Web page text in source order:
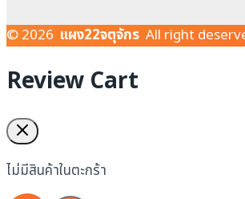
© 2026 แผง22จตุจักร All right
Review Cart
ไม่มีสินค้าในตะกร้า